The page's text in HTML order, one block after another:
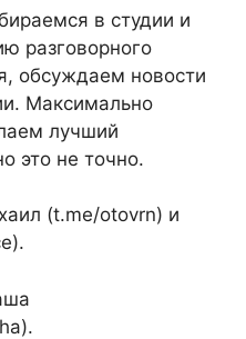
в студии и
разговорного
обсуждаем новости
Максимально
лучший
это не точно.
(t.me/otovrn) и